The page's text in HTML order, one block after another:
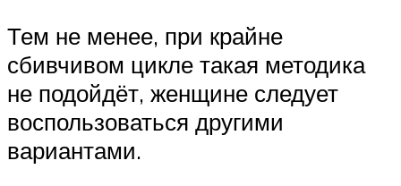
Тем не менее, при крайне
сбивчивом цикле такая методика
не подойдёт, женщине следует
воспользоваться другими
вариантами.